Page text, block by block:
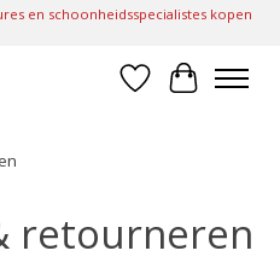
en schoonheidsspecialistes kopen
Verlanglijst
retourneren